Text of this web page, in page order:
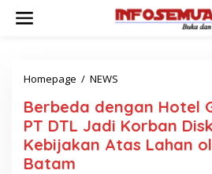
Homepage / NEWS
r
b
e
d
Berbeda dengan Hotel
PT DTL Jadi Korban
Kebijakan Atas Lahan
Batam